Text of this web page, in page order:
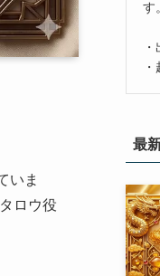
いま
ロウ役
す
最